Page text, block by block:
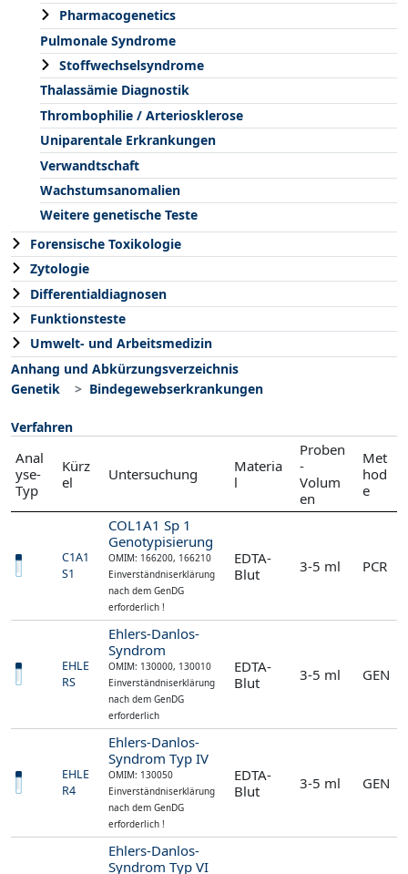
Pharmacogenetics
Pulmonale Syndrome
Stoffwechselsyndrome
Thalassämie Diagnostik
Thrombophilie / Arteriosklerose
Uniparentale Erkrankungen
Verwandtschaft
Wachstumsanomalien
Weitere genetische Teste
Forensische Toxikologie
Zytologie
Differentialdiagnosen
Funktionsteste
Umwelt- und Arbeitsmedizin
Anhang und Abkürzungsverzeichnis
Genetik
Bindegewebserkrankungen
Verfahren
Anal
yse-
Typ
Kürz
el
Untersuchung
Materia
l
Proben
-
Volum
en
Met
hod
e
C1A1
S1
COL1A1 Sp 1
Genotypisierung
OMIM: 166200, 166210
Einverständniserklärung
nach dem GenDG
erforderlich !
EDTA-
Blut
3-5 ml PCR
EHLE
RS
Ehlers-Danlos-
Syndrom
OMIM: 130000, 130010
Einverständniserklärung
nach dem GenDG
erforderlich
EDTA-
Blut
3-5 ml GEN
EHLE
R4
Ehlers-Danlos-
Syndrom Typ IV
OMIM: 130050
Einverständniserklärung
nach dem GenDG
erforderlich !
EDTA-
Blut
3-5 ml GEN
Ehlers-Danlos-
Syndrom Typ VI